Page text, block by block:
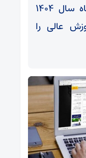
آزمون) برای ورودی بهمن‌ ماه سال ۱۴۰۴
عالی را